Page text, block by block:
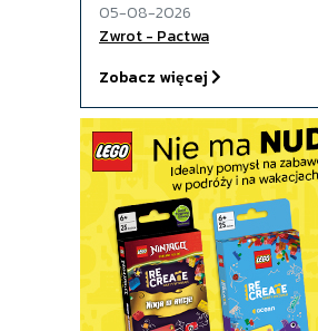
05-08-2026
Zwrot - Pactwa
Zobacz więcej